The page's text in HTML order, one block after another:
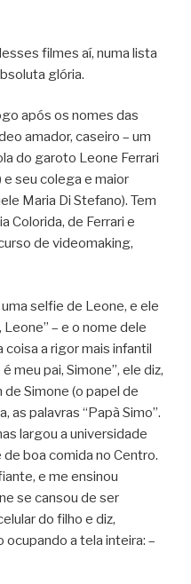
filmes aí, numa lista
glória.
após os nomes das
amador, caseiro – um
do garoto Leone Ferrari
e seu colega e maior
Maria Di Stefano). Tem
Colorida, de Ferrari e
de videomaking,
selfie de Leone, e ele
– e o nome dele
coisa a rigor mais infantil
meu pai, Simone”, ele diz,
Simone (o papel de
as palavras “Papà Simo”.
largou a universidade
boa comida no Centro.
e me ensinou
se cansou de ser
do filho e diz,
a tela inteira: –